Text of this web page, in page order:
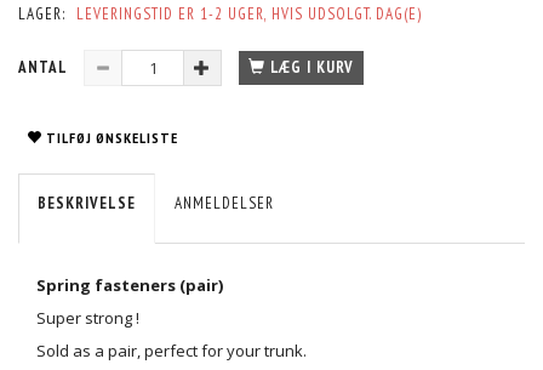
LAGER: LEVERINGSTID ER 1-2 UGER, HVIS UDSOLGT. DAG(E)
ANTAL LÆG I KURV
TILFØJ ØNSKELISTE
BESKRIVELSE ANMELDELSER
Spring fasteners (pair)
Super strong !
Sold as a pair, perfect for your trunk.